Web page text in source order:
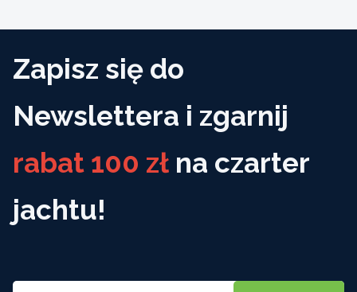
Zapisz się do
Newslettera i zgarnij
rabat 100 zł na czarter
jachtu!